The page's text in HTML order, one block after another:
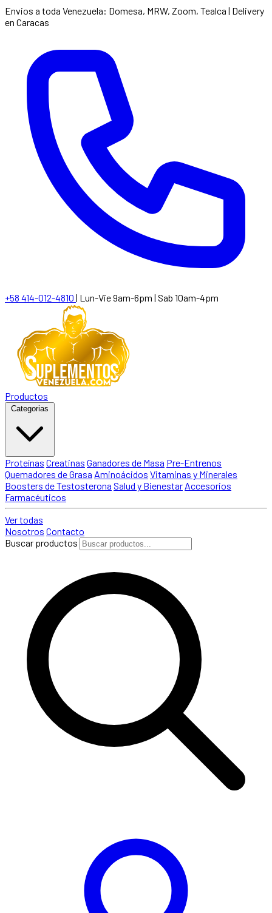
Envios a toda Venezuela: Domesa, MRW, Zoom, Tealca | Delivery
en Caracas
+58 414-012-4810 | Lun-Vie 9am-6pm | Sab 10am-4pm
Productos
Categorias
Proteínas Creatinas Ganadores de Masa Pre-Entrenos
Quemadores de Grasa Aminoácidos Vitaminas y Minerales
Boosters de Testosterona Salud y Bienestar Accesorios
Farmacéuticos
Ver todas
Nosotros Contacto
Buscar productos